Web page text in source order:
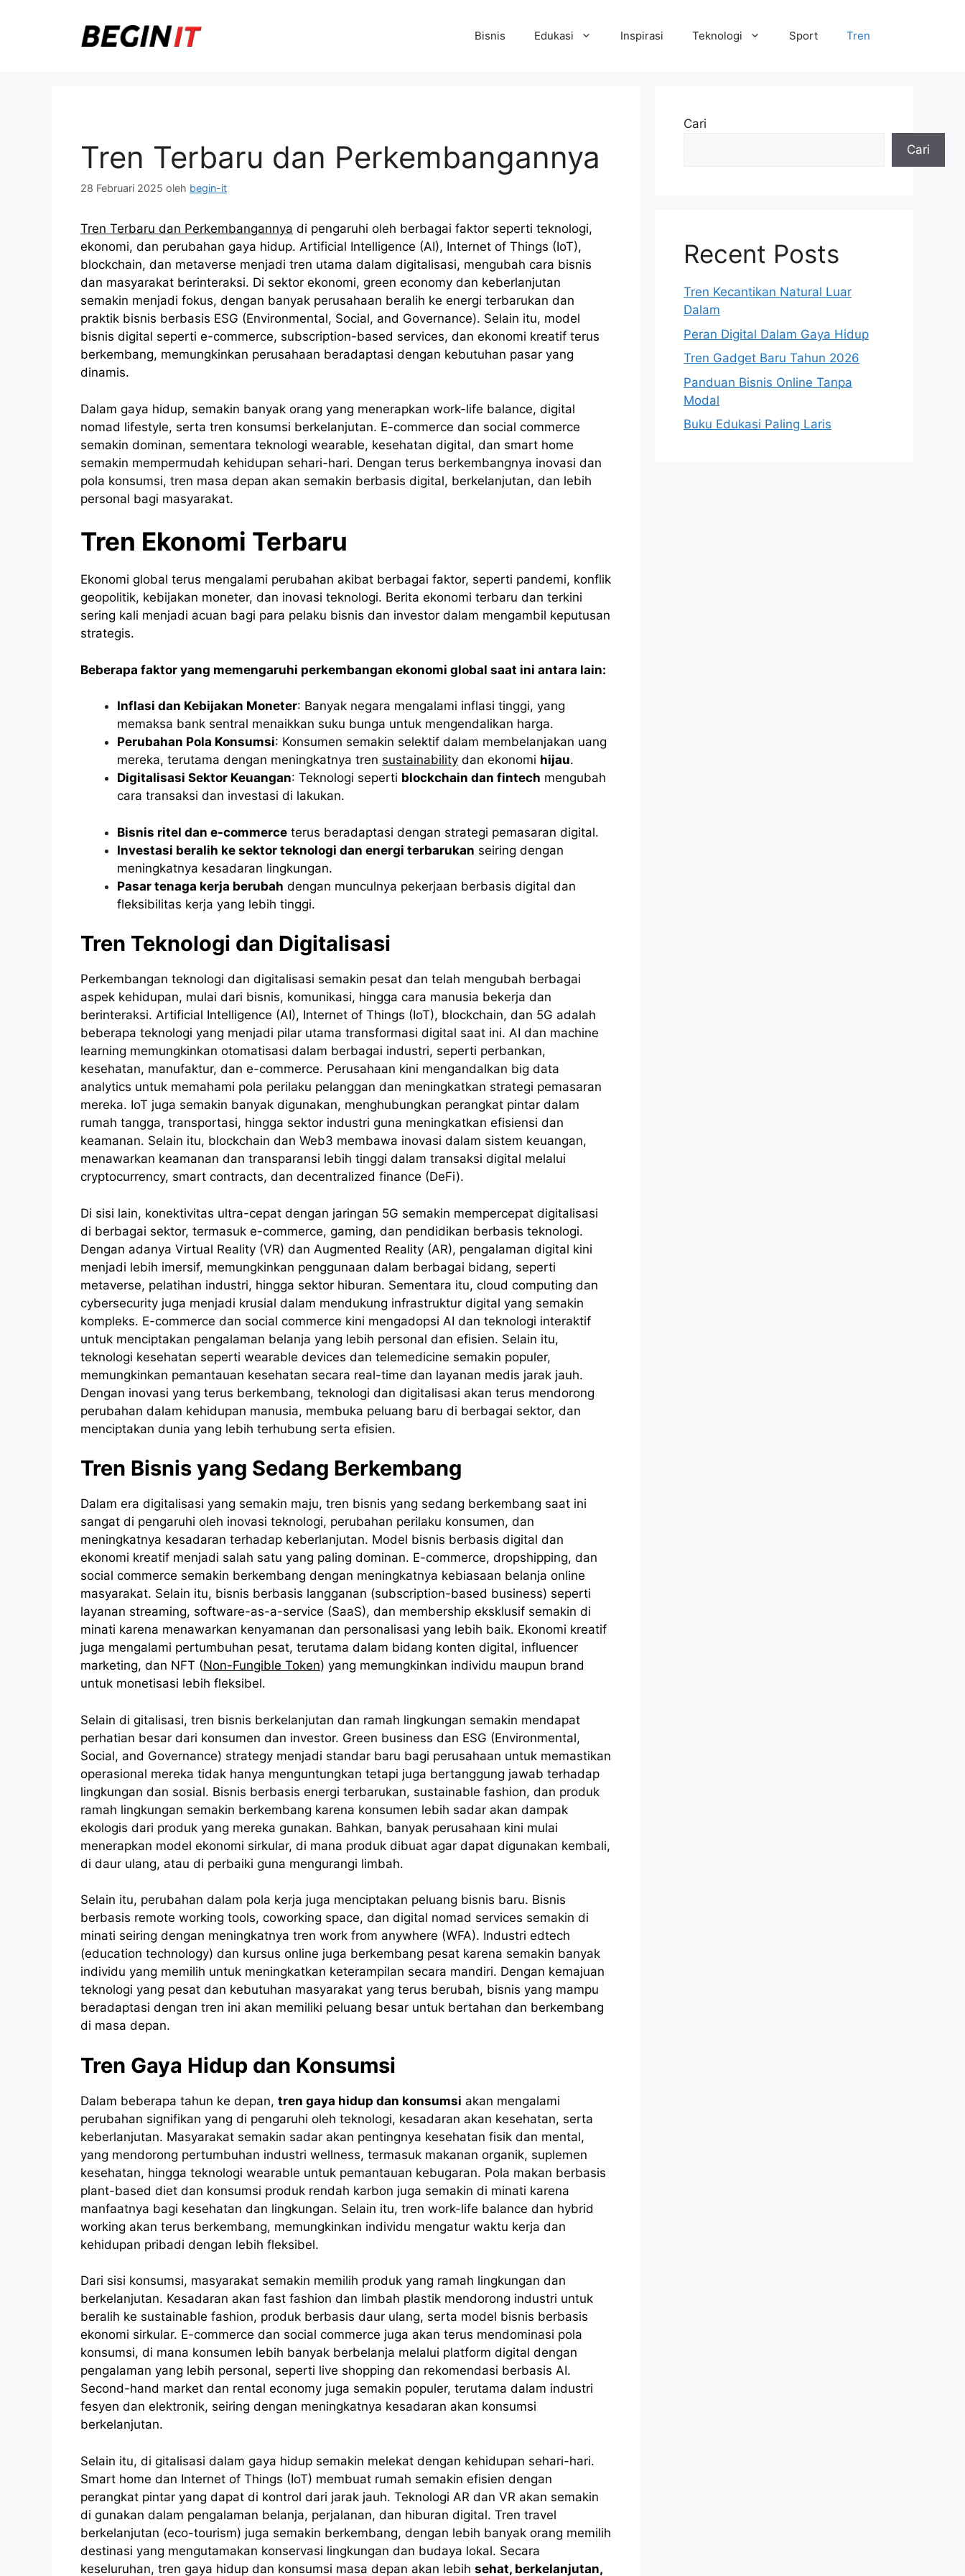
Bisnis Edukasi Inspirasi Teknologi Sport Tren
Tren Terbaru dan Perkembangannya
28 Februari 2025 oleh begin-it
Tren Terbaru dan Perkembangannya di pengaruhi oleh berbagai faktor seperti teknologi,
ekonomi, dan perubahan gaya hidup. Artificial Intelligence (AI), Internet of Things (IoT),
blockchain, dan metaverse menjadi tren utama dalam digitalisasi, mengubah cara bisnis
dan masyarakat berinteraksi. Di sektor ekonomi, green economy dan keberlanjutan
semakin menjadi fokus, dengan banyak perusahaan beralih ke energi terbarukan dan
praktik bisnis berbasis ESG (Environmental, Social, and Governance). Selain itu, model
bisnis digital seperti e-commerce, subscription-based services, dan ekonomi kreatif terus
berkembang, memungkinkan perusahaan beradaptasi dengan kebutuhan pasar yang
dinamis.
Dalam gaya hidup, semakin banyak orang yang menerapkan work-life balance, digital
nomad lifestyle, serta tren konsumsi berkelanjutan. E-commerce dan social commerce
semakin dominan, sementara teknologi wearable, kesehatan digital, dan smart home
semakin mempermudah kehidupan sehari-hari. Dengan terus berkembangnya inovasi dan
pola konsumsi, tren masa depan akan semakin berbasis digital, berkelanjutan, dan lebih
personal bagi masyarakat.
Tren Ekonomi Terbaru
Ekonomi global terus mengalami perubahan akibat berbagai faktor, seperti pandemi, konflik
geopolitik, kebijakan moneter, dan inovasi teknologi. Berita ekonomi terbaru dan terkini
sering kali menjadi acuan bagi para pelaku bisnis dan investor dalam mengambil keputusan
strategis.
Beberapa faktor yang memengaruhi perkembangan ekonomi global saat ini antara lain:
Inflasi dan Kebijakan Moneter: Banyak negara mengalami inflasi tinggi, yang
memaksa bank sentral menaikkan suku bunga untuk mengendalikan harga.
Perubahan Pola Konsumsi: Konsumen semakin selektif dalam membelanjakan uang
mereka, terutama dengan meningkatnya tren sustainability dan ekonomi hijau.
Digitalisasi Sektor Keuangan: Teknologi seperti blockchain dan fintech mengubah
cara transaksi dan investasi di lakukan.
Bisnis ritel dan e-commerce terus beradaptasi dengan strategi pemasaran digital.
Investasi beralih ke sektor teknologi dan energi terbarukan seiring dengan
meningkatnya kesadaran lingkungan.
Pasar tenaga kerja berubah dengan munculnya pekerjaan berbasis digital dan
fleksibilitas kerja yang lebih tinggi.
Tren Teknologi dan Digitalisasi
Perkembangan teknologi dan digitalisasi semakin pesat dan telah mengubah berbagai
aspek kehidupan, mulai dari bisnis, komunikasi, hingga cara manusia bekerja dan
berinteraksi. Artificial Intelligence (AI), Internet of Things (IoT), blockchain, dan 5G adalah
beberapa teknologi yang menjadi pilar utama transformasi digital saat ini. AI dan machine
learning memungkinkan otomatisasi dalam berbagai industri, seperti perbankan,
kesehatan, manufaktur, dan e-commerce. Perusahaan kini mengandalkan big data
analytics untuk memahami pola perilaku pelanggan dan meningkatkan strategi pemasaran
mereka. IoT juga semakin banyak digunakan, menghubungkan perangkat pintar dalam
rumah tangga, transportasi, hingga sektor industri guna meningkatkan efisiensi dan
keamanan. Selain itu, blockchain dan Web3 membawa inovasi dalam sistem keuangan,
menawarkan keamanan dan transparansi lebih tinggi dalam transaksi digital melalui
cryptocurrency, smart contracts, dan decentralized finance (DeFi).
Di sisi lain, konektivitas ultra-cepat dengan jaringan 5G semakin mempercepat digitalisasi
di berbagai sektor, termasuk e-commerce, gaming, dan pendidikan berbasis teknologi.
Dengan adanya Virtual Reality (VR) dan Augmented Reality (AR), pengalaman digital kini
menjadi lebih imersif, memungkinkan penggunaan dalam berbagai bidang, seperti
metaverse, pelatihan industri, hingga sektor hiburan. Sementara itu, cloud computing dan
cybersecurity juga menjadi krusial dalam mendukung infrastruktur digital yang semakin
kompleks. E-commerce dan social commerce kini mengadopsi AI dan teknologi interaktif
untuk menciptakan pengalaman belanja yang lebih personal dan efisien. Selain itu,
teknologi kesehatan seperti wearable devices dan telemedicine semakin populer,
memungkinkan pemantauan kesehatan secara real-time dan layanan medis jarak jauh.
Dengan inovasi yang terus berkembang, teknologi dan digitalisasi akan terus mendorong
perubahan dalam kehidupan manusia, membuka peluang baru di berbagai sektor, dan
menciptakan dunia yang lebih terhubung serta efisien.
Tren Bisnis yang Sedang Berkembang
Dalam era digitalisasi yang semakin maju, tren bisnis yang sedang berkembang saat ini
sangat di pengaruhi oleh inovasi teknologi, perubahan perilaku konsumen, dan
meningkatnya kesadaran terhadap keberlanjutan. Model bisnis berbasis digital dan
ekonomi kreatif menjadi salah satu yang paling dominan. E-commerce, dropshipping, dan
social commerce semakin berkembang dengan meningkatnya kebiasaan belanja online
masyarakat. Selain itu, bisnis berbasis langganan (subscription-based business) seperti
layanan streaming, software-as-a-service (SaaS), dan membership eksklusif semakin di
minati karena menawarkan kenyamanan dan personalisasi yang lebih baik. Ekonomi kreatif
juga mengalami pertumbuhan pesat, terutama dalam bidang konten digital, influencer
marketing, dan NFT (Non-Fungible Token) yang memungkinkan individu maupun brand
untuk monetisasi lebih fleksibel.
Selain di gitalisasi, tren bisnis berkelanjutan dan ramah lingkungan semakin mendapat
perhatian besar dari konsumen dan investor. Green business dan ESG (Environmental,
Social, and Governance) strategy menjadi standar baru bagi perusahaan untuk memastikan
operasional mereka tidak hanya menguntungkan tetapi juga bertanggung jawab terhadap
lingkungan dan sosial. Bisnis berbasis energi terbarukan, sustainable fashion, dan produk
ramah lingkungan semakin berkembang karena konsumen lebih sadar akan dampak
ekologis dari produk yang mereka gunakan. Bahkan, banyak perusahaan kini mulai
menerapkan model ekonomi sirkular, di mana produk dibuat agar dapat digunakan kembali,
di daur ulang, atau di perbaiki guna mengurangi limbah.
Selain itu, perubahan dalam pola kerja juga menciptakan peluang bisnis baru. Bisnis
berbasis remote working tools, coworking space, dan digital nomad services semakin di
minati seiring dengan meningkatnya tren work from anywhere (WFA). Industri edtech
(education technology) dan kursus online juga berkembang pesat karena semakin banyak
individu yang memilih untuk meningkatkan keterampilan secara mandiri. Dengan kemajuan
teknologi yang pesat dan kebutuhan masyarakat yang terus berubah, bisnis yang mampu
beradaptasi dengan tren ini akan memiliki peluang besar untuk bertahan dan berkembang
di masa depan.
Tren Gaya Hidup dan Konsumsi
Dalam beberapa tahun ke depan, tren gaya hidup dan konsumsi akan mengalami
perubahan signifikan yang di pengaruhi oleh teknologi, kesadaran akan kesehatan, serta
keberlanjutan. Masyarakat semakin sadar akan pentingnya kesehatan fisik dan mental,
yang mendorong pertumbuhan industri wellness, termasuk makanan organik, suplemen
kesehatan, hingga teknologi wearable untuk pemantauan kebugaran. Pola makan berbasis
plant-based diet dan konsumsi produk rendah karbon juga semakin di minati karena
manfaatnya bagi kesehatan dan lingkungan. Selain itu, tren work-life balance dan hybrid
working akan terus berkembang, memungkinkan individu mengatur waktu kerja dan
kehidupan pribadi dengan lebih fleksibel.
Dari sisi konsumsi, masyarakat semakin memilih produk yang ramah lingkungan dan
berkelanjutan. Kesadaran akan fast fashion dan limbah plastik mendorong industri untuk
beralih ke sustainable fashion, produk berbasis daur ulang, serta model bisnis berbasis
ekonomi sirkular. E-commerce dan social commerce juga akan terus mendominasi pola
konsumsi, di mana konsumen lebih banyak berbelanja melalui platform digital dengan
pengalaman yang lebih personal, seperti live shopping dan rekomendasi berbasis AI.
Second-hand market dan rental economy juga semakin populer, terutama dalam industri
fesyen dan elektronik, seiring dengan meningkatnya kesadaran akan konsumsi
berkelanjutan.
Selain itu, di gitalisasi dalam gaya hidup semakin melekat dengan kehidupan sehari-hari.
Smart home dan Internet of Things (IoT) membuat rumah semakin efisien dengan
perangkat pintar yang dapat di kontrol dari jarak jauh. Teknologi AR dan VR akan semakin
di gunakan dalam pengalaman belanja, perjalanan, dan hiburan digital. Tren travel
berkelanjutan (eco-tourism) juga semakin berkembang, dengan lebih banyak orang memilih
destinasi yang mengutamakan konservasi lingkungan dan budaya lokal. Secara
keseluruhan, tren gaya hidup dan konsumsi masa depan akan lebih sehat, berkelanjutan,
Cari
Cari
Recent Posts
Tren Kecantikan Natural Luar
Dalam
Peran Digital Dalam Gaya Hidup
Tren Gadget Baru Tahun 2026
Panduan Bisnis Online Tanpa
Modal
Buku Edukasi Paling Laris